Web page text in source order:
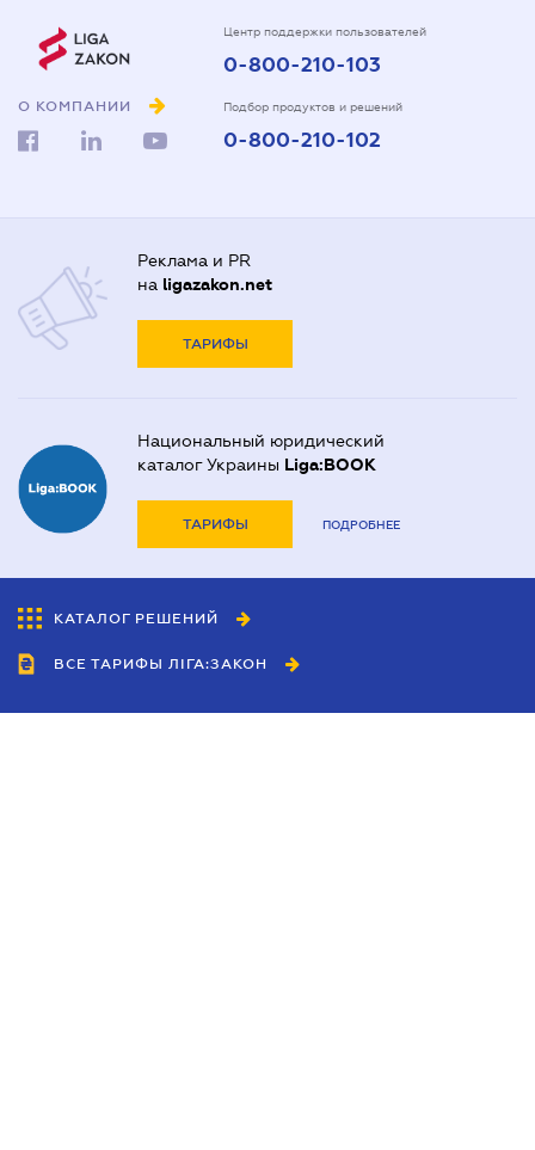
О КОМПАНИИ
Центр поддержки пользователей
0-800-210-103
Подбор продуктов и решений
0-800-210-102
Реклама и PR
на ligazakon.net
ТАРИФЫ
Национальный юридический
каталог Украины Liga:BOOK
ТАРИФЫ ПОДРОБНЕЕ
КАТАЛОГ РЕШЕНИЙ
ВСЕ ТАРИФЫ ЛІГА:ЗАКОН